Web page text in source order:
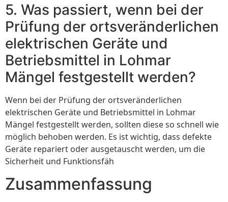
5. Was passiert, wenn bei der
Prüfung der ortsveränderlichen
elektrischen Geräte und
Betriebsmittel in Lohmar
Mängel festgestellt werden?
Wenn bei der Prüfung der ortsveränderlichen
elektrischen Geräte und Betriebsmittel in Lohmar
Mängel festgestellt werden, sollten diese so schnell wie
möglich behoben werden. Es ist wichtig, dass defekte
Geräte repariert oder ausgetauscht werden, um die
Sicherheit und Funktionsfäh
Zusammenfassung